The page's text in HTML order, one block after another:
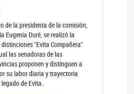
de la presidenta de la comisión,
Eugenia Duré, se realizó la
"Evita Compañera"
las senadoras de las
proponen y distinguen a
su labor diaria y trayectoria
de Evita.